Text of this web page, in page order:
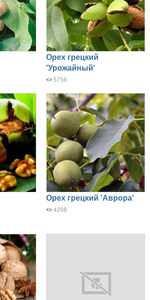
Орех грецкий
'Урожайный'
5756
Орех грецкий 'Аврора'
4298